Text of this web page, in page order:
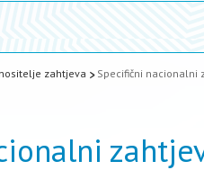
zahtjeva Specifični nacionalni